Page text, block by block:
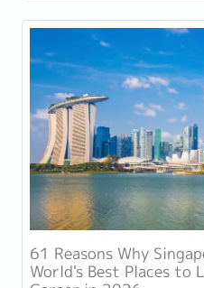
源的国家，如今运营着全球最
列，并刚刚超越了花了两个世
得一项全球主要竞争力...
61 Reasons Why
World's Best Places to